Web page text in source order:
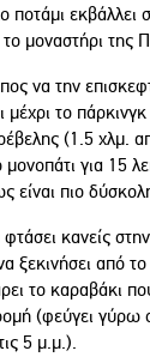
ποτάμι εκβάλλει
μοναστήρι της
να την
μέχρι το
(1.5 χλμ.
μονοπάτι για 15
είναι πιο
κανείς
ξεκινήσει από
το καραβάκι
(φεύγει γύρω
5 μ.μ.).